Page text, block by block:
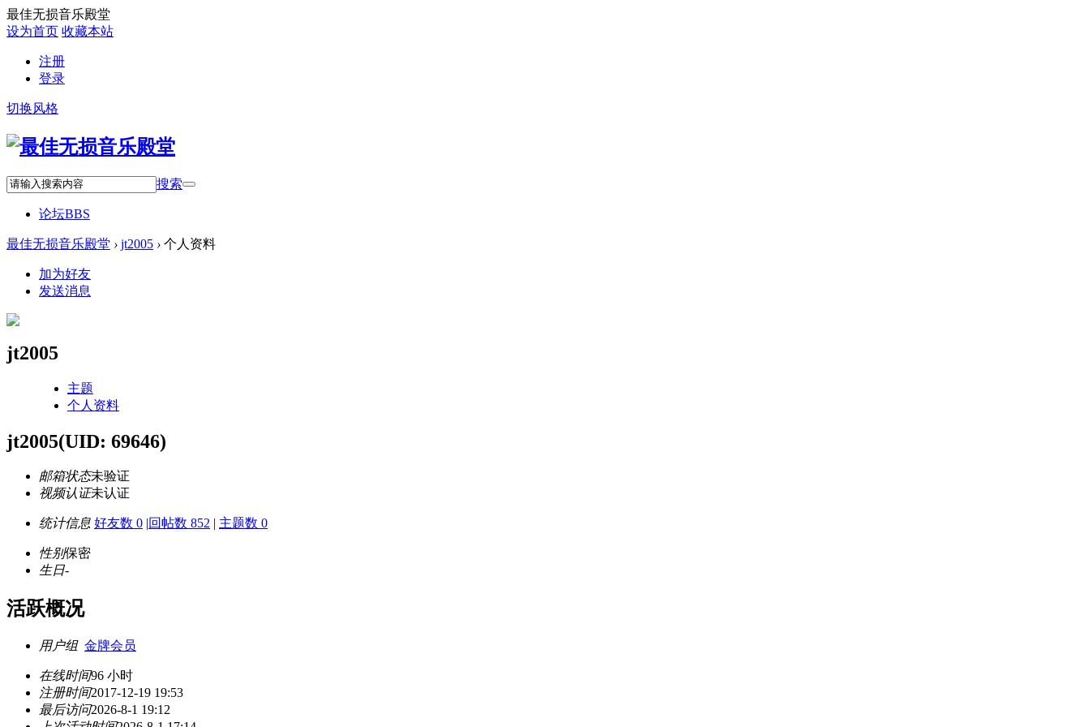
最佳无损音乐殿堂
设为首页 收藏本站
注册
登录
切换风格
搜索
论坛BBS
最佳无损音乐殿堂 › jt2005 › 个人资料
加为好友
发送消息
jt2005
主题
个人资料
jt2005(UID: 69646)
邮箱状态未验证
视频认证未认证
统计信息 好友数 0 |回帖数 852 | 主题数 0
性别保密
生日-
活跃概况
用户组 金牌会员
在线时间96 小时
注册时间2017-12-19 19:53
最后访问2026-8-1 19:12